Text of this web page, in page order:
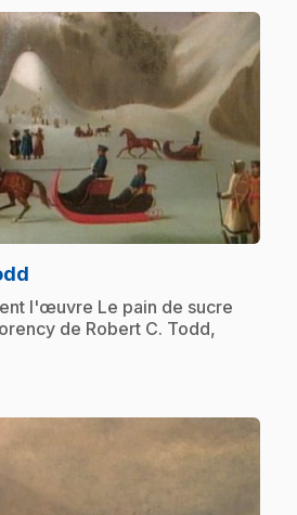
l'œuvre Le pain de sucre
de Robert C. Todd,